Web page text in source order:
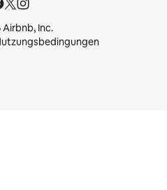
Inc.